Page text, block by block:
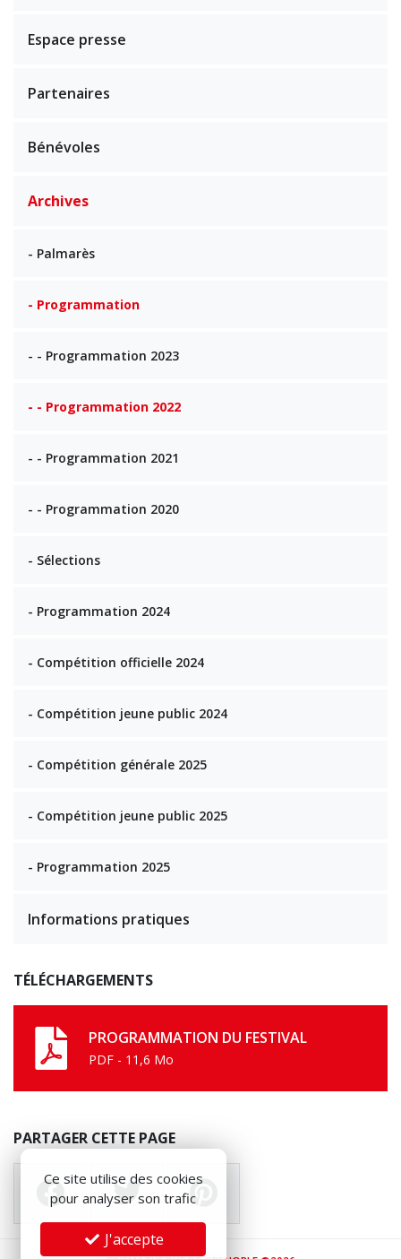
Espace presse
Partenaires
Bénévoles
Archives
- Palmarès
- Programmation
- - Programmation 2023
- - Programmation 2022
- - Programmation 2021
- - Programmation 2020
- Sélections
- Programmation 2024
- Compétition officielle 2024
- Compétition jeune public 2024
- Compétition générale 2025
- Compétition jeune public 2025
- Programmation 2025
Informations pratiques
TÉLÉCHARGEMENTS
PROGRAMMATION DU FESTIVAL
PDF - 11,6 Mo
PARTAGER CETTE PAGE
Ce site utilise des cookies
pour analyser son trafic
J'accepte